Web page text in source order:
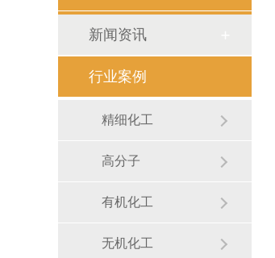
新闻资讯
行业案例
精细化工
高分子
有机化工
无机化工